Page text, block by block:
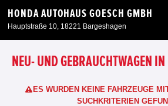
HONDA AUTOHAUS GOESCH GMBH
Hauptstraße 10, 18221 Bargeshagen
Neuwagen
Gebrauchtwagen
NEU- UND GEBRAUCHTWAGEN IN
ES WURDEN KEINE FAHRZEUGE
SUCHKRITERIEN